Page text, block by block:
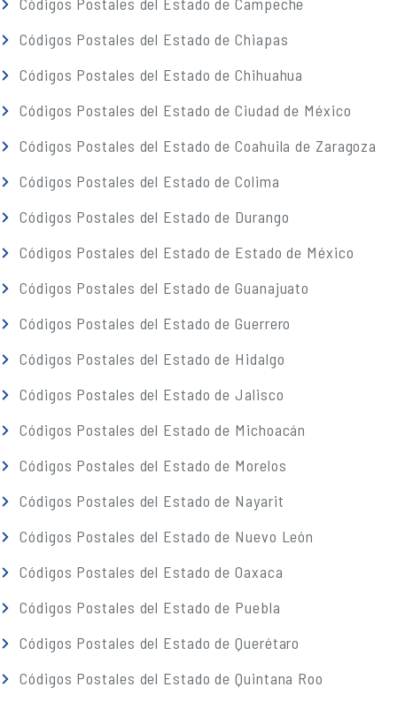
Códigos Postales del Estado de Chiapas
Códigos Postales del Estado de Chihuahua
Códigos Postales del Estado de Ciudad de México
Códigos Postales del Estado de Coahuila de Zaragoza
Códigos Postales del Estado de Colima
Códigos Postales del Estado de Durango
Códigos Postales del Estado de Estado de México
Códigos Postales del Estado de Guanajuato
Códigos Postales del Estado de Guerrero
Códigos Postales del Estado de Hidalgo
Códigos Postales del Estado de Jalisco
Códigos Postales del Estado de Michoacán
Códigos Postales del Estado de Morelos
Códigos Postales del Estado de Nayarit
Códigos Postales del Estado de Nuevo León
Códigos Postales del Estado de Oaxaca
Códigos Postales del Estado de Puebla
Códigos Postales del Estado de Querétaro
Códigos Postales del Estado de Quintana Roo